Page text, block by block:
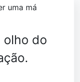
olho do